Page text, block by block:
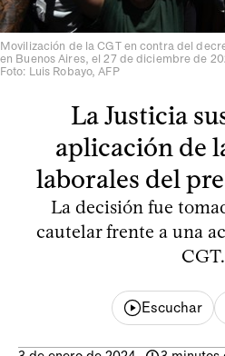
Movilización de la CGT en contra del
en Buenos Aires, el 27 de diciembre de
Foto: Luis Robayo, AFP
La Justicia
aplicación de
laborales del
La decisión fue
cautelar frente a una
CGT.
Escuchar